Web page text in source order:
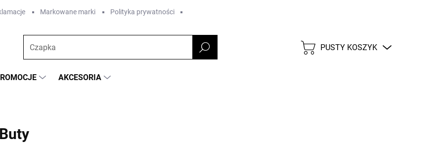
Markowane marki Polityka prywatności
KOSZYK
PUSTY KOSZYK
AKCESORIA